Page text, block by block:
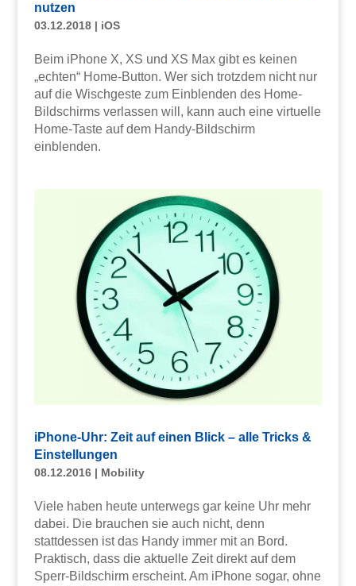
nutzen
03.12.2018| iOS
Beim iPhone X, XS und XS Max gibt es keinen
„echten“ Home-Button. Wer sich trotzdem nicht nur
auf die Wischgeste zum Einblenden des Home-
Bildschirms verlassen will, kann auch eine virtuelle
Home-Taste auf dem Handy-Bildschirm
einblenden.
iPhone-Uhr: Zeit auf einen Blick – alle Tricks &
Einstellungen
08.12.2016| Mobility
Viele haben heute unterwegs gar keine Uhr mehr
dabei. Die brauchen sie auch nicht, denn
stattdessen ist das Handy immer mit an Bord.
Praktisch, dass die aktuelle Zeit direkt auf dem
Sperr-Bildschirm erscheint. Am iPhone sogar, ohne